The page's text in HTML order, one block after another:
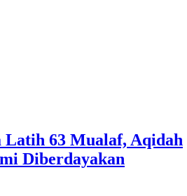
63 Mualaf, Aqidah
Diberdayakan